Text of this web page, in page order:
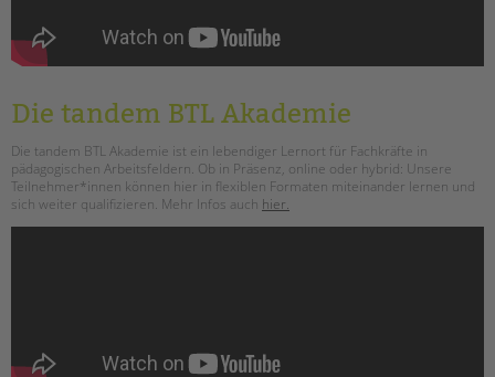
Die tandem BTL Akademie
Die tandem BTL Akademie ist ein lebendiger Lernort für Fachkräfte in
pädagogischen Arbeitsfeldern. Ob in Präsenz, online oder hybrid: Unsere
Teilnehmer*innen können hier in flexiblen Formaten miteinander lernen und
sich weiter qualifizieren. Mehr Infos auch hier.